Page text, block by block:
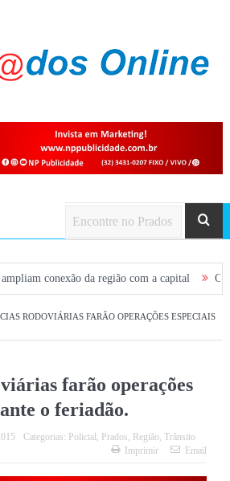
da região com a capital CONVITE:
RODOVIÁRIAS FARÃO OPERAÇÕES ESPECIAIS
farão operações
o feriadão.
Categorias: Policial , Prados, Região, Trânsito
Imprimir
Email